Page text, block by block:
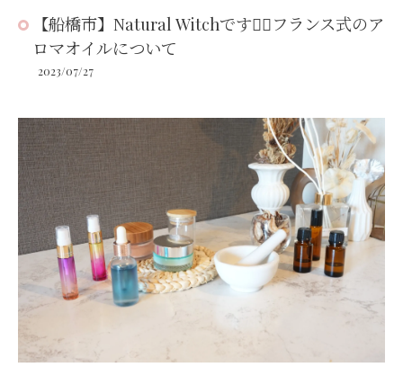
【船橋市】Natural Witchです🧙‍♀️フランス式のア
ロマオイルについて
2023/07/27